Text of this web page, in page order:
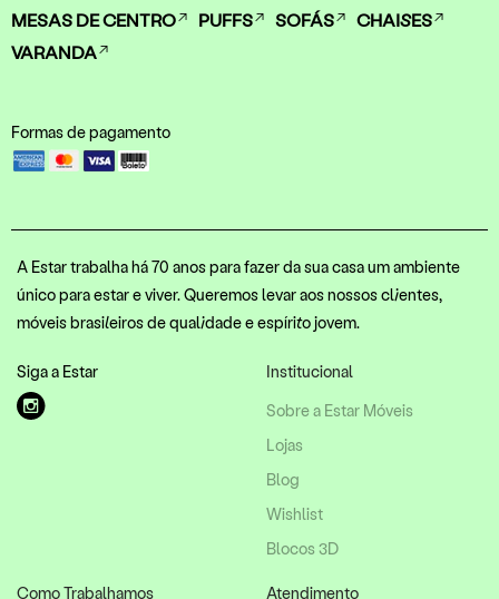
MESAS DE CENTRO
PUFFS SOFÁS
CHAISES
VARANDA
Formas de pagamento
A Estar trabalha há 70 anos para fazer da sua casa um ambiente
único para estar e viver. Queremos levar aos nossos clientes,
móveis brasileiros de qualidade e espírito jovem.
Como Trabalhamos
Institucional
Sobre a Estar Móveis
Lojas
Blog
Wishlist
Blocos 3D
Atendimento
Siga a Estar